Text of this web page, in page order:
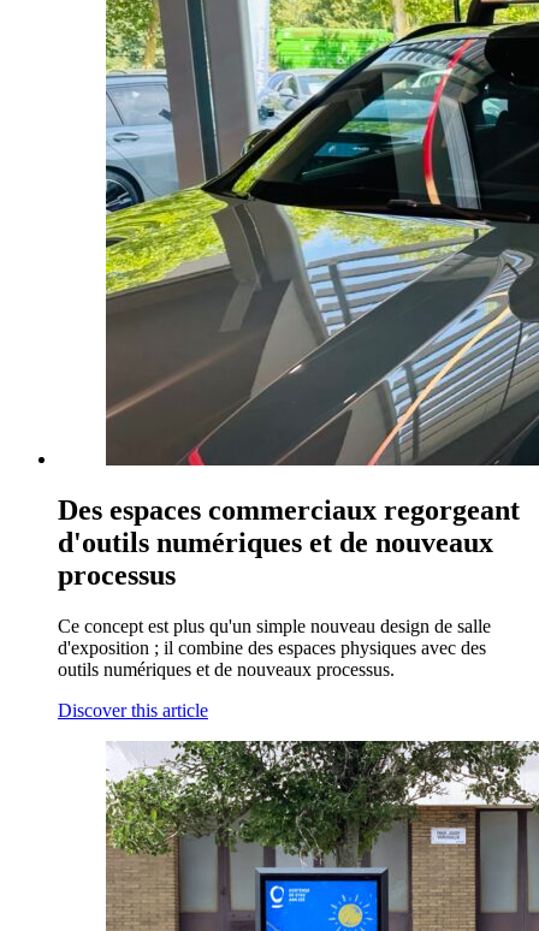
Des espaces commerciaux regorgeant
d'outils numériques et de nouveaux
processus
Ce concept est plus qu'un simple nouveau design de salle
d'exposition ; il combine des espaces physiques avec des
outils numériques et de nouveaux processus.
Discover this article